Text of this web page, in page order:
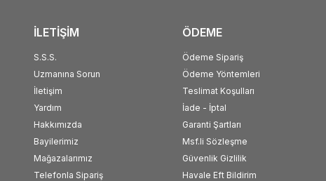
İLETİŞİM
S.S.S.
Uzmanına Sorun
İletişim
Yardım
Hakkımızda
Bayilerimiz
Mağazalarımız
Telefonla Sipariş
ÖDEME
Ödeme Sipariş
Ödeme Yöntemleri
Teslimat Koşulları
İade - İptal
Garanti Şartları
Msf.li Sözleşme
Güvenlik Gizlilik
Havale Eft Bildirim